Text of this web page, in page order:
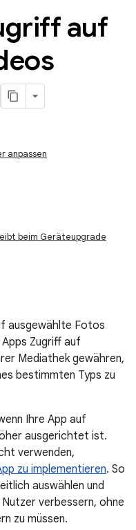
auf
anpassen
beim Geräteupgrade
ausgewählte Fotos
Zugriff auf
Mediathek gewähren,
bestimmten Typs zu
Ihre App auf
ausgerichtet ist.
verwenden,
zu implementieren. So
auswählen und
verbessern, ohne
zu müssen.